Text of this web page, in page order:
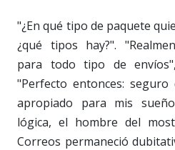
"¿En qué tipo de paquete
¿qué tipos hay?".
para todo tipo de
"Perfecto entonces:
apropiado para mis
lógica, el hombre del
Correos permaneció